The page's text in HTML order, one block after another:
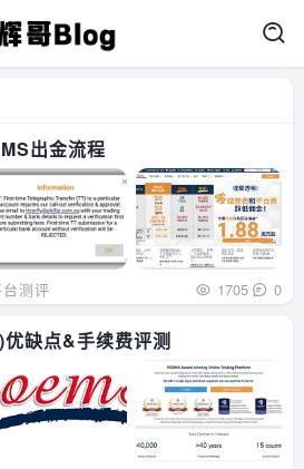
出金流程
测评 1705 0
缺点&手续费评测